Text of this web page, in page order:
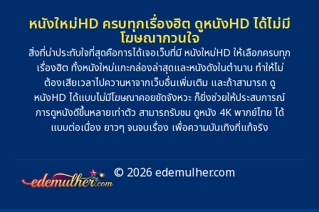
หนังใหม่HD ครบทุกเรื่องฮิต ดูหนังHD ได้ไม่มี
โฆษณากวนใจ
สิ่งที่น่าประทับใจที่สุดคือการได้เจอเว็บที่มี หนังใหม่HD ให้เลือกครบทุก
เรื่องฮิต ทั้งหนังใหม่แกะกล่องล่าสุดและหนังดังในตำนาน ทำให้ไม่
ต้องเสียเวลาไปควานหาจากเว็บอื่นเพิ่มเติม และถ้าสามารถ ดู
หนังHD ได้แบบไม่มีโฆษณาคอยขัดจังหวะ ก็ยิ่งช่วยให้ประสบการณ์
การดูหนังดีขึ้นหลายเท่าตัว สามารถรับชม ดูหนัง 4K พากย์ไทย ได้
แบบต่อเนื่อง ยาวๆ จนจบเรื่อง เพื่อความบันเทิงที่แท้จริง
© 2026 edemulher.com